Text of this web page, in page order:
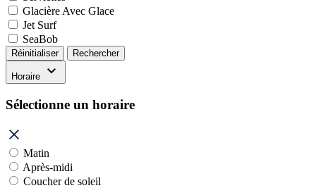
Glacière Avec Glace
Jet Surf
SeaBob
Réinitialiser Rechercher
Horaire
Sélectionne un horaire
Matin
Après-midi
Coucher de soleil